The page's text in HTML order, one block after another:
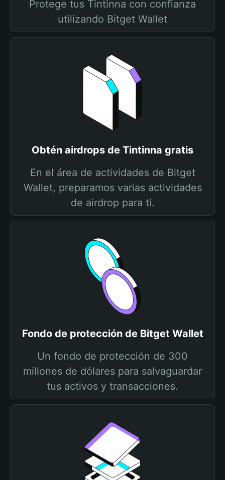
Protege tus Tintinna con confianza
utilizando Bitget Wallet
Obtén airdrops de Tintinna gratis
En el área de actividades de Bitget
Wallet, preparamos varias actividades
de airdrop para ti.
Fondo de protección de Bitget Wallet
Un fondo de protección de 300
millones de dólares para salvaguardar
tus activos y transacciones.